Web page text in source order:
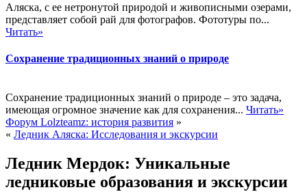
Аляска, с ее нетронутой природой и живописными озерами,
представляет собой рай для фотографов. Фототуры по...
Читать»
Сохранение традиционных знаний о природе
Сохранение традиционных знаний о природе – это задача,
имеющая огромное значение как для сохранения... Читать»
Форум Lolzteamz: история развития »
« Ледник Аляска: Исследования и экскурсии
Ледник Мердок: Уникальные
ледниковые образования и экскурсии